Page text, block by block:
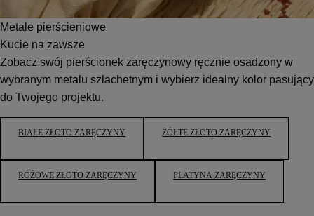
Metale pierścieniowe
Kucie na zawsze
Zobacz swój pierścionek zaręczynowy ręcznie osadzony w
wybranym metalu szlachetnym i wybierz idealny kolor pasujący
do Twojego projektu.
BIAŁE ZŁOTO ZARĘCZYNY ŻÓŁTE ZŁOTO ZARĘCZYNY
RÓŻOWE ZŁOTO ZARĘCZYNY PLATYNA ZARĘCZYNY